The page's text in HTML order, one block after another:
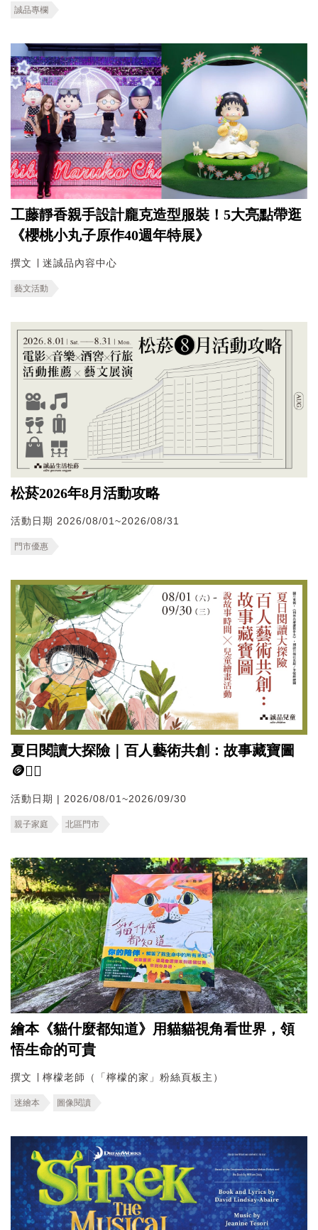
誠品專欄
工藤靜香親手設計龐克造型服裝！5大亮點帶逛
《櫻桃小丸子原作40週年特展》
撰文 ∣ 迷誠品內容中心
藝文活動
松菸2026年8月活動攻略
活動日期 2026/08/01~2026/08/31
門市優惠
夏日閱讀大探險｜百人藝術共創：故事藏寶圖
🪙🏴‍☠️
活動日期 | 2026/08/01~2026/09/30
親子家庭 北區門市
繪本《貓什麼都知道》用貓貓視角看世界，領
悟生命的可貴
撰文 ∣ 檸檬老師（「檸檬的家」粉絲頁板主）
迷繪本 圖像閱讀